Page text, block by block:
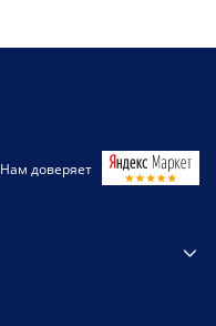
Нам доверяет